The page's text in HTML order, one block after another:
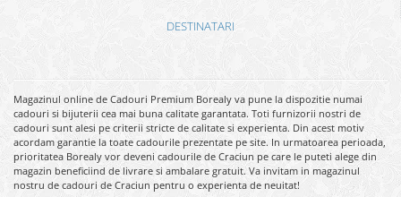
DESTINATARI
Magazinul online de Cadouri Premium Borealy va pune la dispozitie numai
cadouri si bijuterii cea mai buna calitate garantata. Toti furnizorii nostri de
cadouri sunt alesi pe criterii stricte de calitate si experienta. Din acest motiv
acordam garantie la toate cadourile prezentate pe site. In urmatoarea perioada,
prioritatea Borealy vor deveni cadourile de Craciun pe care le puteti alege din
magazin beneficiind de livrare si ambalare gratuit. Va invitam in magazinul
nostru de cadouri de Craciun pentru o experienta de neuitat!